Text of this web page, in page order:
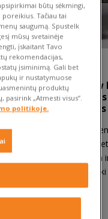
19.06.2026
Kaip valyti New
batus?
kedų mėgėjams
NB 530 – tai
gryniausia forma:
lengva konstrukcija
tarnauja nuo ryto
būtų sėkmingi,
Tačiau tai
saugumą. Spustelk
mūsų svetainėje
įskaitant Tavo
rekomendacijas,
įsiminimą. Gali bet
ir nustatymuose
produktų
„Atmesti visus”.
politikoje.